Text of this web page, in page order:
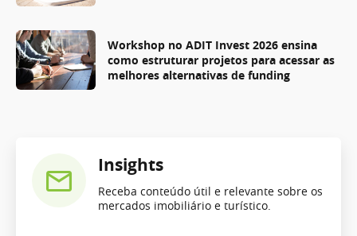
Workshop no ADIT Invest 2026 ensina
como estruturar projetos para acessar as
melhores alternativas de funding
Insights
Receba conteúdo útil e relevante sobre os
mercados imobiliário e turístico.